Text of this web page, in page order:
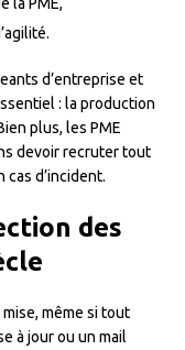
d’entreprise et
: la production
plus, les PME
devoir recruter tout
d’incident.
des
même si tout
à jour ou un mail